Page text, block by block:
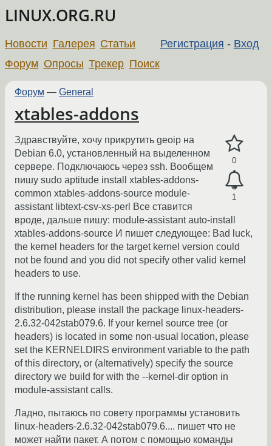
LINUX.ORG.RU
Регистрация - Вход
Новости Галерея Статьи
Форум Опросы Трекер Поиск
Форум — General
xtables-addons
0
1
Здравствуйте, хочу прикрутить geoip на
Debian 6.0, установленный на выделенном
сервере. Подключаюсь через ssh. Вообщем
пишу sudo aptitude install xtables-addons-
common xtables-addons-source module-
assistant libtext-csv-xs-perl Все ставится
вроде, дальше пишу: module-assistant auto-install
xtables-addons-source И пишет следующее: Bad luck,
the kernel headers for the target kernel version could
not be found and you did not specify other valid kernel
headers to use.
If the running kernel has been shipped with the Debian
distribution, please install the package linux-headers-
2.6.32-042stab079.6. If your kernel source tree (or
headers) is located in some non-usual location, please
set the KERNELDIRS environment variable to the path
of this directory, or (alternatively) specify the source
directory we build for with the --kernel-dir option in
module-assistant calls.
Ладно, пытаюсь по совету программы установить
linux-headers-2.6.32-042stab079.6.... пишет что не
может найти пакет. А потом с помощью команды